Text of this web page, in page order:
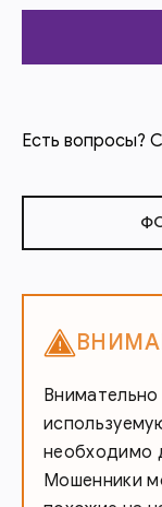
Есть вопросы?
необходимо
Мошенники